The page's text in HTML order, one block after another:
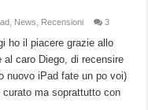
, News, Recensioni 3
ho il piacere grazie allo
al caro Diego, di recensire
nuovo iPad fate un po voi)
ma soprattutto con